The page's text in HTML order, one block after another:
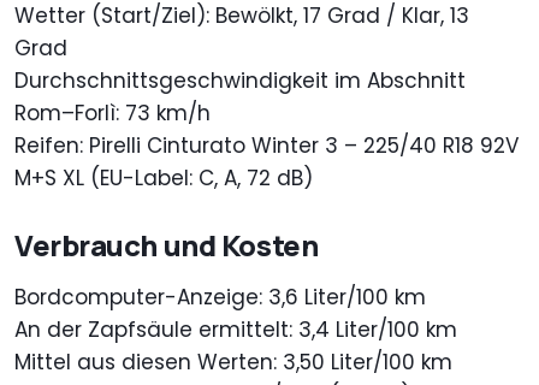
Wetter (Start/Ziel): Bewölkt, 17 Grad / Klar, 13
Grad
Durchschnittsgeschwindigkeit im Abschnitt
Rom–Forlì: 73 km/h
Reifen: Pirelli Cinturato Winter 3 – 225/40 R18 92V
M+S XL (EU-Label: C, A, 72 dB)
Verbrauch und Kosten
Bordcomputer-Anzeige: 3,6 Liter/100 km
An der Zapfsäule ermittelt: 3,4 Liter/100 km
Mittel aus diesen Werten: 3,50 Liter/100 km